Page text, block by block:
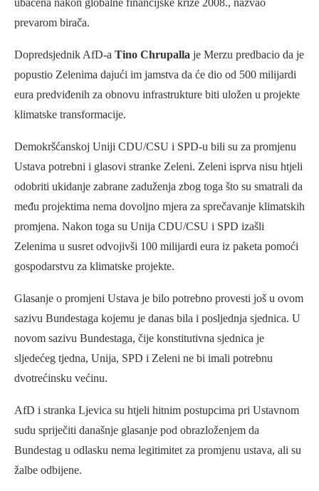
ubačena nakon globalne financijske krize 2008., nazvao
prevarom birača.
Dopredsjednik AfD-a Tino Chrupalla je Merzu predbacio da je
popustio Zelenima dajući im jamstva da će dio od 500 milijardi
eura predviđenih za obnovu infrastrukture biti uložen u projekte
klimatske transformacije.
Demokršćanskoj Uniji CDU/CSU i SPD-u bili su za promjenu
Ustava potrebni i glasovi stranke Zeleni. Zeleni isprva nisu htjeli
odobriti ukidanje zabrane zaduženja zbog toga što su smatrali da
među projektima nema dovoljno mjera za sprečavanje klimatskih
promjena. Nakon toga su Unija CDU/CSU i SPD izašli
Zelenima u susret odvojivši 100 milijardi eura iz paketa pomoći
gospodarstvu za klimatske projekte.
Glasanje o promjeni Ustava je bilo potrebno provesti još u ovom
sazivu Bundestaga kojemu je danas bila i posljednja sjednica. U
novom sazivu Bundestaga, čije konstitutivna sjednica je
sljedećeg tjedna, Unija, SPD i Zeleni ne bi imali potrebnu
dvotrećinsku većinu.
AfD i stranka Ljevica su htjeli hitnim postupcima pri Ustavnom
sudu spriječiti današnje glasanje pod obrazloženjem da
Bundestag u odlasku nema legitimitet za promjenu ustava, ali su
žalbe odbijene.